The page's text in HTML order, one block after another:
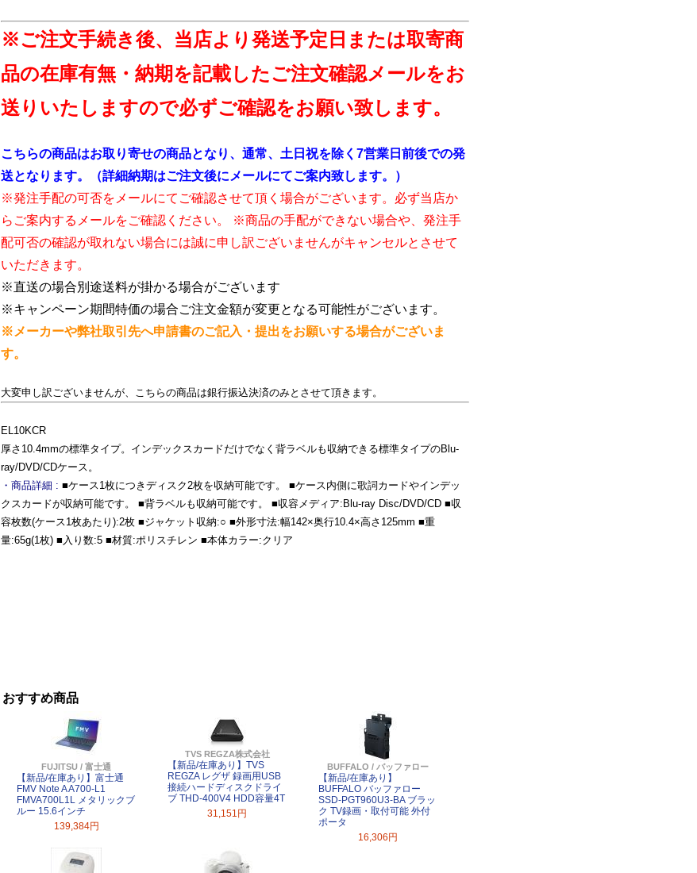
※ご注文手続き後、当店より発送予定日または取寄商
品の在庫有無・納期を記載したご注文確認メールをお
送りいたしますので必ずご確認をお願い致します。
こちらの商品はお取り寄せの商品となり、通常、土日祝を除く7営業日前後での発
送となります。（詳細納期はご注文後にメールにてご案内致します。）
※発注手配の可否をメールにてご確認させて頂く場合がございます。必ず当店か
らご案内するメールをご確認ください。 ※商品の手配ができない場合や、発注手
配可否の確認が取れない場合には誠に申し訳ございませんがキャンセルとさせて
いただきます。
※直送の場合別途送料が掛かる場合がございます
※キャンペーン期間特価の場合ご注文金額が変更となる可能性がございます。
※メーカーや弊社取引先へ申請書のご記入・提出をお願いする場合がございま
す。
大変申し訳ございませんが、こちらの商品は銀行振込決済のみとさせて頂きます。
EL10KCR
厚さ10.4mmの標準タイプ。インデックスカードだけでなく背ラベルも収納できる標準タイプのBlu-
ray/DVD/CDケース。
・商品詳細 : ■ケース1枚につきディスク2枚を収納可能です。 ■ケース内側に歌詞カードやインデッ
クスカードが収納可能です。 ■背ラベルも収納可能です。 ■収容メディア:Blu-ray Disc/DVD/CD ■収
容枚数(ケース1枚あたり):2枚 ■ジャケット収納:○ ■外形寸法:幅142×奥行10.4×高さ125mm ■重
量:65g(1枚) ■入り数:5 ■材質:ポリスチレン ■本体カラー:クリア
おすすめ商品
FUJITSU / 富士通
【新品/在庫あり】富士通
FMV Note A A700-L1
FMVA700L1L メタリックブ
ルー 15.6インチ
139,384円
TVS REGZA株式会社
【新品/在庫あり】TVS
REGZA レグザ 録画用USB
接続ハードディスクドライ
ブ THD-400V4 HDD容量4T
31,151円
BUFFALO / バッファロー
【新品/在庫あり】
BUFFALO バッファロー
SSD-PGT960U3-BA ブラッ
ク TV録画・取付可能 外付
ポータ
16,306円